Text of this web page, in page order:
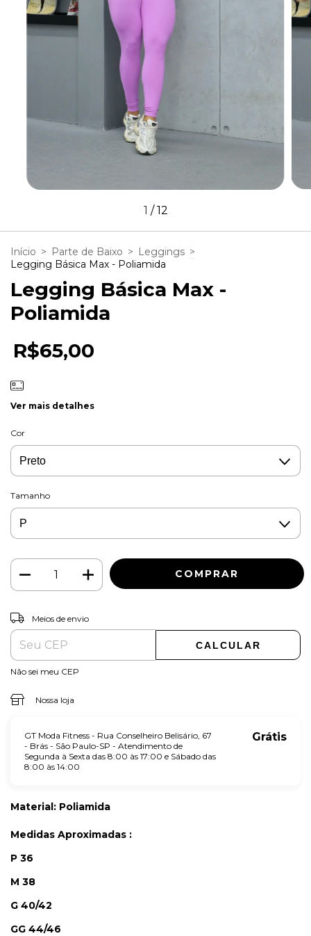
1 /12
Início > Parte de Baixo > Leggings >
Legging Básica Max - Poliamida
Legging Básica Max -
Poliamida
R$65,00
Ver mais detalhes
Cor
Tamanho
Entregas para o CEP:
Meios de envio
CALCULAR
Não sei meu CEP
Nossa loja
GT Moda Fitness - Rua Conselheiro Belisário, 67
- Brás - São Paulo-SP - Atendimento de
Segunda à Sexta das 8:00 às 17:00 e Sábado das
8:00 às 14:00
Grátis
Material: Poliamida
Medidas Aproximadas :
P 36
M 38
G 40/42
GG 44/46